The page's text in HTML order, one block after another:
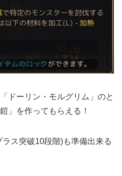
ドーリン・モルグリム」のと
」を作ってもらえる！
ス突破10段階)も準備出来る